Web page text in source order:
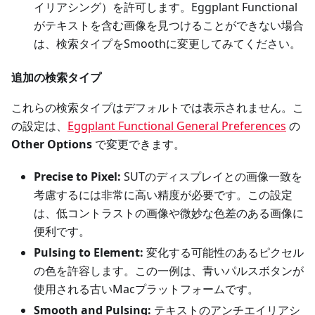
イリアシング）を許可します。Eggplant Functional
がテキストを含む画像を見つけることができない場合
は、検索タイプをSmoothに変更してみてください。
追加の検索タイプ
これらの検索タイプはデフォルトでは表示されません。こ
の設定は、 Eggplant Functional General Preferences の
Other Options で変更できます。
Precise to Pixel: SUTのディスプレイとの画像一致を
考慮するには非常に高い精度が必要です。この設定
は、低コントラストの画像や微妙な色差のある画像に
便利です。
Pulsing to Element: 変化する可能性のあるピクセル
の色を許容します。この一例は、青いパルスボタンが
使用される古いMacプラットフォームです。
Smooth and Pulsing: テキストのアンチエイリアシ